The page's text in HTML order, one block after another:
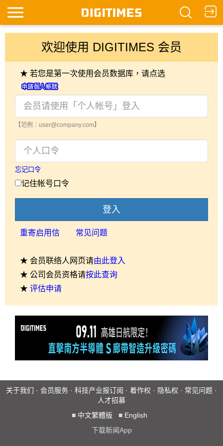
欢迎使用 DIGITIMES 会员
★ 若您是第一次使用会员数据库，请点选
【范例：user@company.com】
忘记口令
记住帐号口令
登入
重寄启用信 常见问题
★ 会员联络人网页请由此登入
★ 公司会员资格请按此查询
★ 评估申请
关于我们 · 会员服务 · 科技产业报订阅 · 着作权 · 隐私权 · 常见问题 ·
人才招募
■ 中文繁體版 ■ English
下载新闻App